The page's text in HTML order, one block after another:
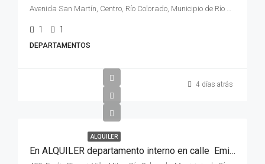
Avenida San Martín, Centro, Río Colorado, Municipio de Río Colorado, Departamento Pichi Mahuida, Río Negro, 8138, Argentina
1 1
DEPARTAMENTOS
4 días atrás
ALQUILER
En ALQUILER departamento interno en calle Emilio Pioppi al 400, de la ciudad de Río Colorado